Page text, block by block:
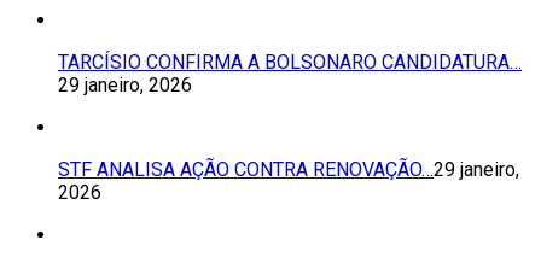
TARCÍSIO CONFIRMA A BOLSONARO CANDIDATURA…
29 janeiro, 2026
STF ANALISA AÇÃO CONTRA RENOVAÇÃO…29 janeiro,
2026